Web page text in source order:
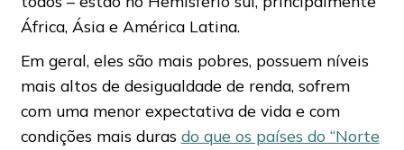
África, Ásia e América Latina.
Em geral, eles são mais pobres, possuem níveis
mais altos de desigualdade de renda, sofrem
com uma menor expectativa de vida e com
condições mais duras do que os países do “Norte